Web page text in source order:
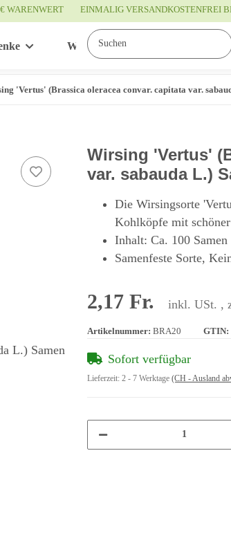
WARENWERT EINMALIG VERSANDKOSTENFREI
Wissenswertes
'Vertus' (Brassica oleracea convar. capitata var.
Wirsing 'Vertus'
var. sabauda L.)
Die Wirsingsorte
Kohlköpfe mit
Inhalt: Ca. 100 Samen
Samenfeste Sorte,
2,17 Fr. inkl. USt. ,
Artikelnummer: BRA20 GTIN:
Sofort verfügbar
Lieferzeit: 2 - 7 Werktage (CH - Ausland